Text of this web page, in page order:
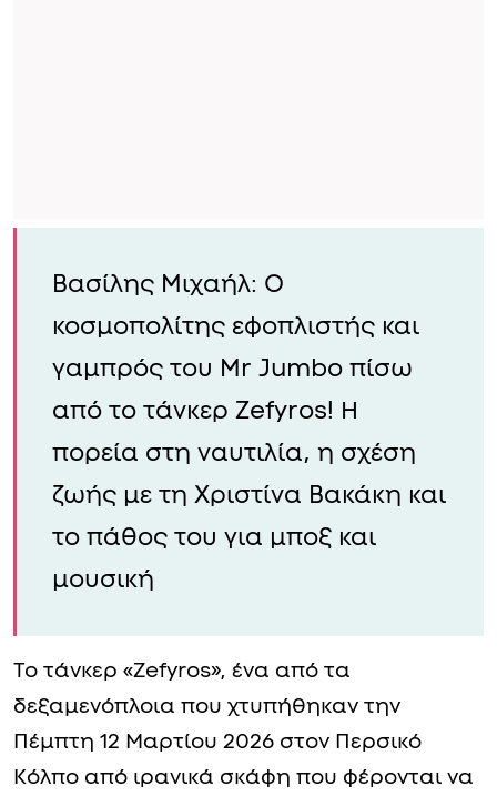
Βασίλης Μιχαήλ: Ο
κοσμοπολίτης εφοπλιστής και
γαμπρός του Mr Jumbo πίσω
από το τάνκερ Zefyros! Η
πορεία στη ναυτιλία, η σχέση
ζωής με τη Χριστίνα Βακάκη και
το πάθος του για μποξ και
μουσική
Το τάνκερ «Zefyros», ένα από τα
δεξαμενόπλοια που χτυπήθηκαν την
Πέμπτη 12 Μαρτίου 2026 στον Περσικό
Κόλπο από ιρανικά σκάφη που φέρονται να